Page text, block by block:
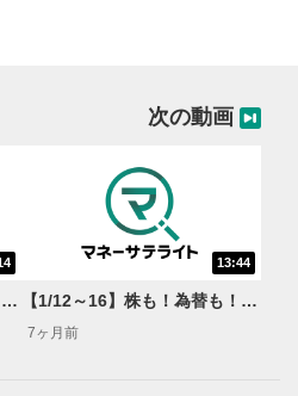
【12/8～12】株も！為替も！サクッと！来週のマーケット見通し＜Next View＞
次の動画
13:44
【1/12～16】株も！為替も！サクッと！来週のマーケット見通し＜Next View＞
7ヶ月前